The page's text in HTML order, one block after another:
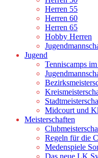
Herren 55
Herren 60
Herren 65
Hobby Herren
Jugend
Tenniscamps
Midcourt und
Meisterschaften
Regeln für die
Medenspiele
Das neue LK